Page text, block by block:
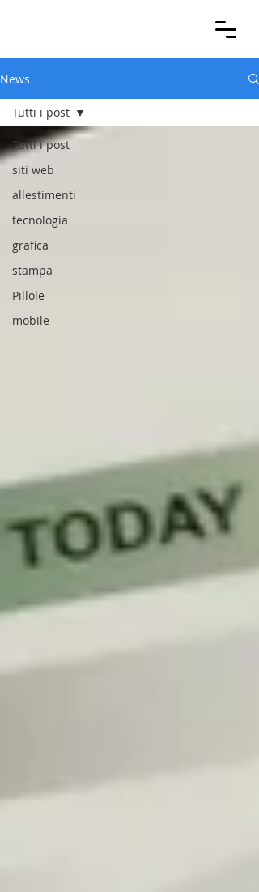
News
Tutti i post
siti web
allestimenti
tecnologia
grafica
stampa
Pillole
mobile
Tutti i post